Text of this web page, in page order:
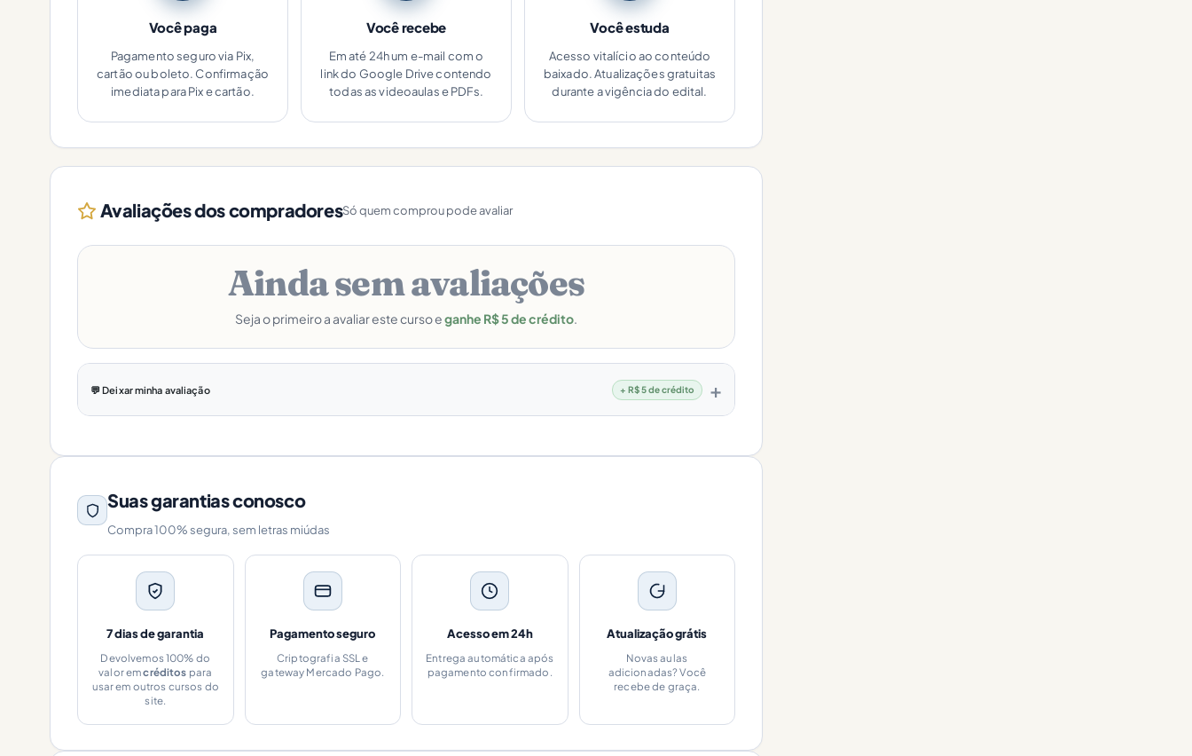
Você paga
Pagamento seguro via Pix,
cartão ou boleto. Confirmação
imediata para Pix e cartão.
Você recebe
Em até 24h um e-mail com o
link do Google Drive contendo
todas as videoaulas e PDFs.
Você estuda
Acesso vitalício ao conteúdo
baixado. Atualizações gratuitas
durante a vigência do edital.
Avaliações dos compradoresSó quem comprou pode avaliar
Ainda sem avaliações
Seja o primeiro a avaliar este curso eganhe R$ 5 de crédito.
💬 Deixar minha avaliação + R$ 5 de crédito
Suas garantias conosco
Compra 100% segura, sem letras miúdas
7 dias de garantia
Devolvemos 100% do
valor emcréditos para
usar em outros cursos do
site.
Pagamento seguro
Criptografia SSL e
gateway Mercado Pago.
Acesso em 24h
Entrega automática após
pagamento confirmado.
Atualização grátis
Novas aulas
adicionadas? Você
recebe de graça.